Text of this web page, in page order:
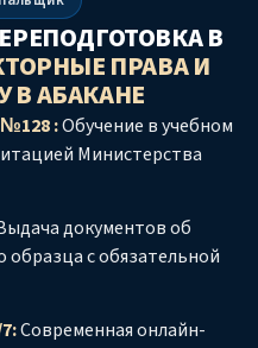
В
ПРАВА И
В АБАКАНЕ
№128 :Обучение в учебном
Министерства
документов об
образца с обязательной
Современная онлайн-